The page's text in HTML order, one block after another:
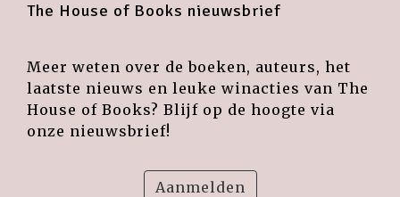
The House of Books nieuwsbrief
Meer weten over de boeken, auteurs, het
laatste nieuws en leuke winacties van The
House of Books? Blijf op de hoogte via
onze nieuwsbrief!
Aanmelden